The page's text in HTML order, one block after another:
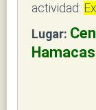
actividad:
Lugar:
Hamacas